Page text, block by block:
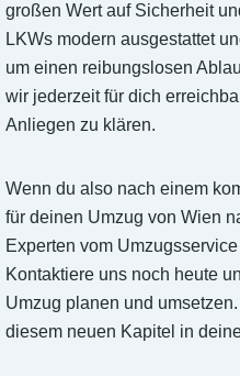
großen Wert auf Sicherheit
LKWs modern ausgestattet
um einen reibungslosen
wir jederzeit für dich
Anliegen zu klären.
Wenn du also nach einem
für deinen Umzug von Wien
Experten vom
Kontaktiere uns noch heute
Umzug planen und
diesem neuen Kapitel in